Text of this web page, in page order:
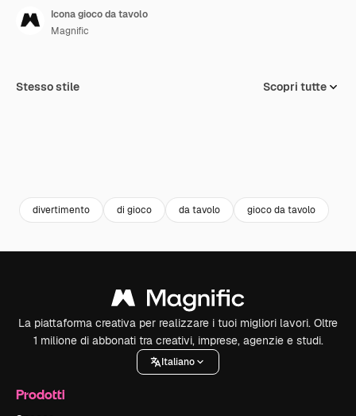
Icona gioco da tavolo
Magnific
Stesso stile Scopri tutte
divertimento di gioco da tavolo gioco da tavolo
La piattaforma creativa per realizzare i tuoi migliori lavori. Oltre
1 milione di abbonati tra creativi, imprese, agenzie e studi.
Italiano
Prodotti